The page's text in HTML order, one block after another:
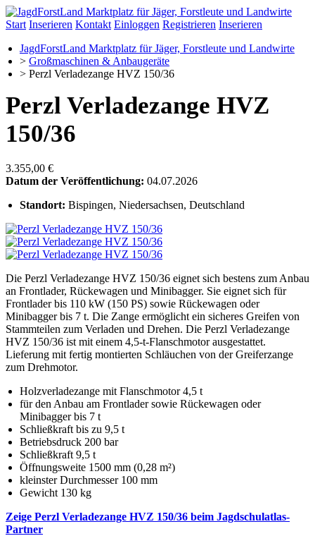
Start Inserieren Kontakt Einloggen Registrieren Inserieren
JagdForstLand Marktplatz für Jäger, Forstleute und Landwirte
> Großmaschinen & Anbaugeräte
> Perzl Verladezange HVZ 150/36
Perzl Verladezange HVZ
150/36
3.355,00 €
Datum der Veröffentlichung: 04.07.2026
Standort: Bispingen, Niedersachsen, Deutschland
Die Perzl Verladezange HVZ 150/36 eignet sich bestens zum Anbau
an Frontlader, Rückewagen und Minibagger. Sie eignet sich für
Frontlader bis 110 kW (150 PS) sowie Rückewagen oder
Minibagger bis 7 t. Die Zange ermöglicht ein sicheres Greifen von
Stammteilen zum Verladen und Drehen. Die Perzl Verladezange
HVZ 150/36 ist mit einem 4,5-t-Flanschmotor ausgestattet.
Lieferung mit fertig montierten Schläuchen von der Greiferzange
zum Drehmotor.
Holzverladezange mit Flanschmotor 4,5 t
für den Anbau am Frontlader sowie Rückewagen oder
Minibagger bis 7 t
Schließkraft bis zu 9,5 t
Betriebsdruck 200 bar
Schließkraft 9,5 t
Öffnungsweite 1500 mm (0,28 m²)
kleinster Durchmesser 100 mm
Gewicht 130 kg
Zeige Perzl Verladezange HVZ 150/36 beim Jagdschulatlas-
Partner